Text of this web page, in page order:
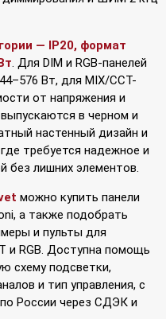
— IP20, формат
. Для DIM и RGB-панелей
Вт, для MIX/CCT-
от напряжения и
в черном и
настенный дизайн и
требуется надежное и
без лишних элементов.
можно купить панели
а также подобрать
и пульты для
и RGB. Доступна помощь
схему подсветки,
и тип управления, с
России через СДЭК и